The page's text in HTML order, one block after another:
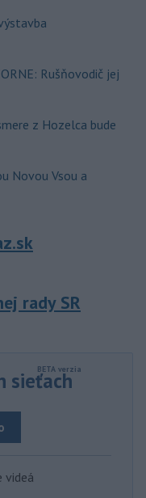
Rušňovodič jej
z Hozelca bude
Novou Vsou a
rady SR
sieťach
videá